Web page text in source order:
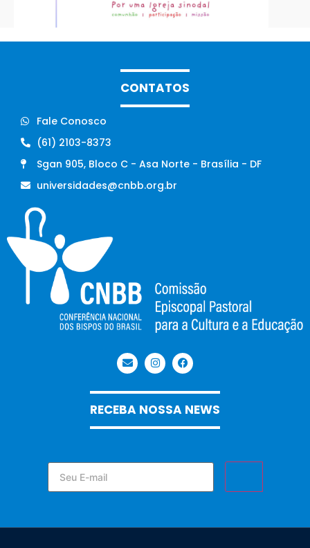
CONTATOS
Fale Conosco
(61) 2103-8373
Sgan 905, Bloco C - Asa Norte - Brasília - DF
universidades@cnbb.org.br
RECEBA NOSSA NEWS